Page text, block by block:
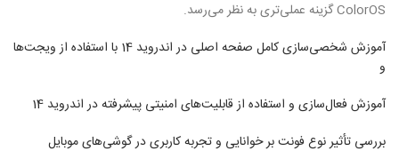
ColorOS گزینه عملی‌تری به نظر می‌رسد.
آموزش شخصی‌سازی کامل صفحه اصلی در اندروید 14 با استفاده از ویجت‌ها
و
آموزش فعال‌سازی و استفاده از قابلیت‌های امنیتی پیشرفته در اندروید 14
بررسی تأثیر نوع فونت بر خوانایی و تجربه کاربری در گوشی‌های موبایل